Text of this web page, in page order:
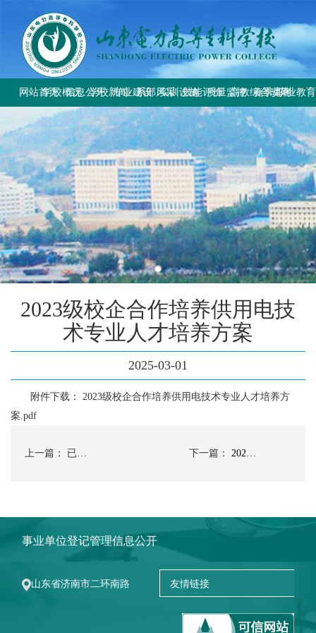
网站首页学校概况
学校简介
学校章程
历史沿革
规章制度
校园风貌
信息公开学校新闻
学校要闻
校园公告
专业建设
专业设置
方案标准建设
教材课程建设
师资队伍建设
实训资源建设
学生技能大赛
系部风采
电气工程系
电气自动化系
动力工程系
计量工程系
信息工程系
基础教学部
实训设施
总体简介
重点实训室
技能评价
工作信息
政策规定
评价计划
证书查询
质量监控
工作动态
规章制度
高教综合改革
教育部与省教
改革工作推
春季高考
上级文件
通知公告
成绩查询
职业教
2023级校企合作培养供用电技
术专业人才培养方案
2025-03-01
附件下载： 2023级校企合作培养供用电技术专业人才培养方
案.pdf
下一篇： 2022级信息安全技术应用专业人才培养方案
事业单位登记管理信息公开
山东省济南市二环南路